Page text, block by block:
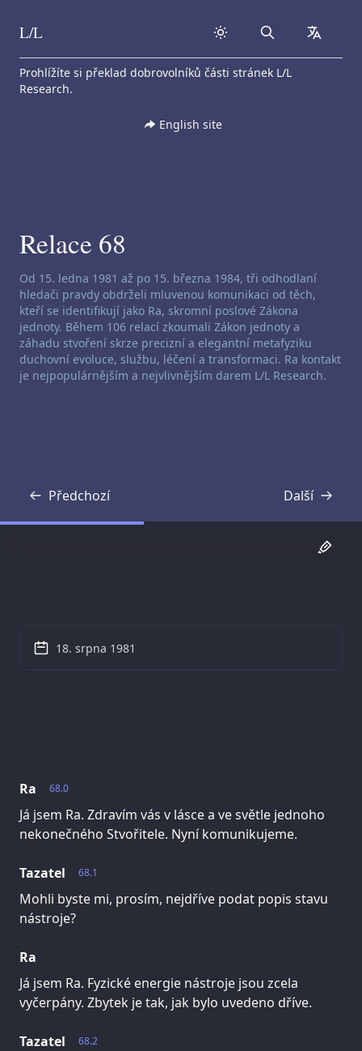
Skip to content
L/L Search
Prohlížíte si překlad dobrovolníků části stránek L/L
Research.
English site
Relace 68
Zřeknutí se odpovědnosti za channeling:
Od 15. ledna 1981 až po 15. března 1984, tři odhodlaní
hledači pravdy obdrželi mluvenou komunikaci od těch,
kteří se identifikují jako Ra, skromní poslové Zákona
jednoty. Během 106 relací zkoumali Zákon jednoty a
záhadu stvoření skrze precizní a elegantní metafyziku
duchovní evoluce, službu, léčení a transformaci. Ra kontakt
je nejpopulárnějším a nejvlivnějším darem L/L Research.
Předchozí
Přepis Další
Přepis
68.0
Ra
Já jsem Ra. Zdravím vás v lásce a ve světle jednoho
nekonečného Stvořitele. Nyní komunikujeme.
68.1
Tazatel
Mohli byste mi, prosím, nejdříve podat popis stavu
nástroje?
Ra
Já jsem Ra. Fyzické energie nástroje jsou zcela
vyčerpány. Zbytek je tak, jak bylo uvedeno dříve.
68.2
Tazatel
18. srpna 1981